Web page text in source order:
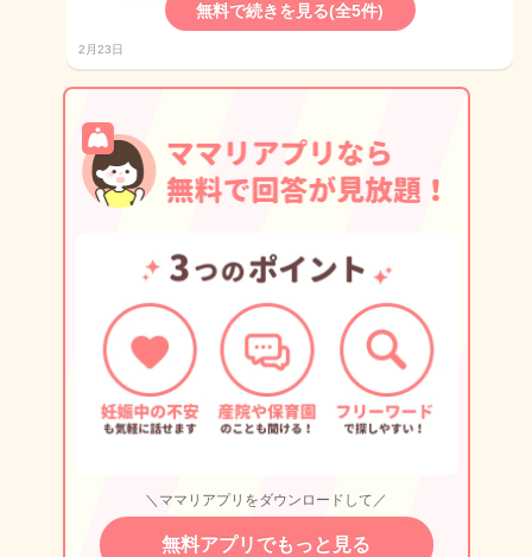
無料で続きを見る(全5件)
2月23日
＼ママリアプリをダウンロードして／
無料アプリでもっと見る